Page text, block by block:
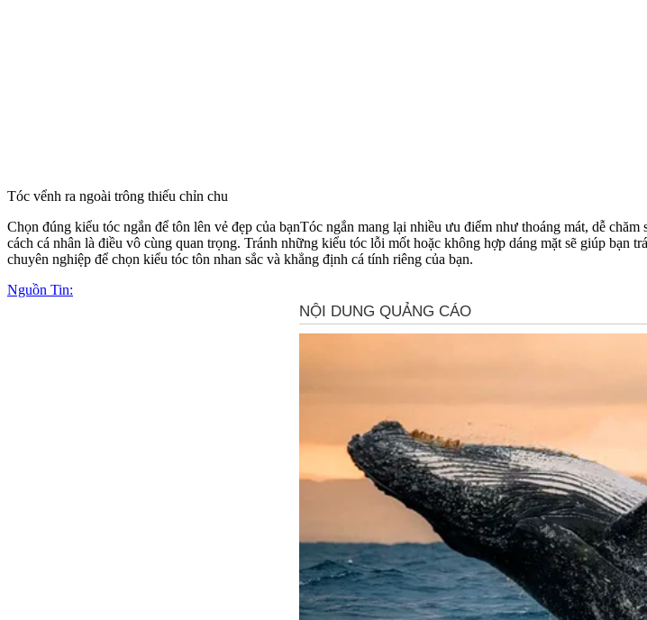
Tóc vểnh ra ngoài trông thiếu chỉn chu
Chọn đúng kiểu tóc ngắn để tôn lên vẻ đẹp của bạnTóc ngắn mang lại nhiều ưu điểm như thoáng mát, dễ
cách cá nhân là điều vô cùng quan trọng. Tránh những kiểu tóc lỗi mốt hoặc không hợp dáng mặt sẽ giúp bạn
chuyên nghiệp để chọn kiểu tóc tôn nhan sắc và khẳng định cá tính riêng của bạn.
Nguồn Tin: